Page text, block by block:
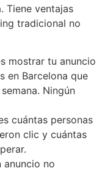
Tiene ventajas
tradicional no
mostrar tu anuncio
en Barcelona que
Ningún
cuántas personas
clic y cuántas
anuncio no